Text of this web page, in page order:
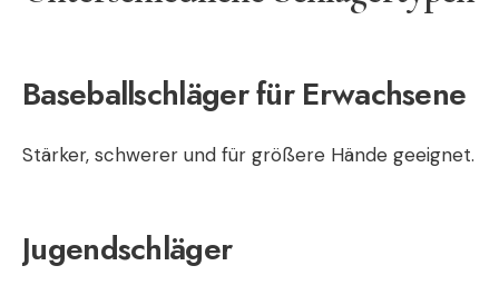
Baseballschläger für Erwachsene
Stärker, schwerer und für größere Hände geeignet.
Jugendschläger